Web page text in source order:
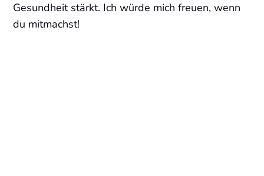
Gesundheit stärkt. Ich würde mich freuen, wenn
du mitmachst!